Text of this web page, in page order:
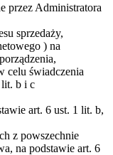
przez Administratora
sprzedaży,
) na
celu świadczenia
lit. b i c
art. 6 ust. 1 lit. b,
z powszechnie
na podstawie art. 6